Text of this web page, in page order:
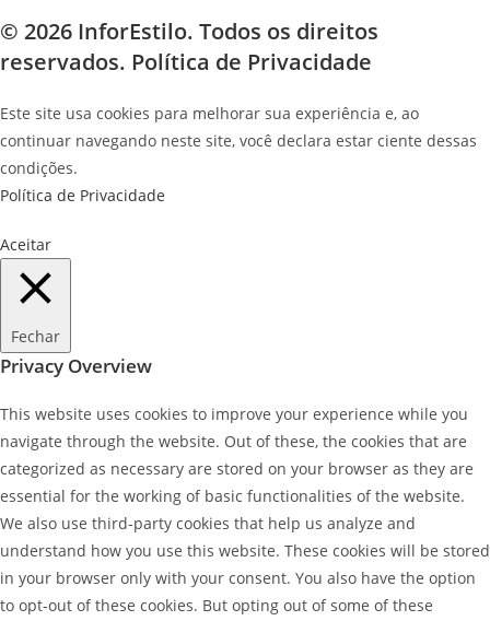
© 2026 InforEstilo. Todos os direitos
reservados. Política de Privacidade
Este site usa cookies para melhorar sua experiência e, ao
continuar navegando neste site, você declara estar ciente dessas
condições.
Política de Privacidade
Aceitar
Fechar
Privacy Overview
This website uses cookies to improve your experience while you
navigate through the website. Out of these, the cookies that are
categorized as necessary are stored on your browser as they are
essential for the working of basic functionalities of the website.
We also use third-party cookies that help us analyze and
understand how you use this website. These cookies will be stored
in your browser only with your consent. You also have the option
to opt-out of these cookies. But opting out of some of these